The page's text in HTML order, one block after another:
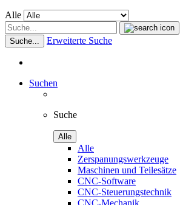
Alle
Suche... Erweiterte Suche
Suchen
Suche
Alle
Alle
Zerspanungswerkzeuge
Maschinen und Teilesätze
CNC-Software
CNC-Steuerungstechnik
CNC-Mechanik